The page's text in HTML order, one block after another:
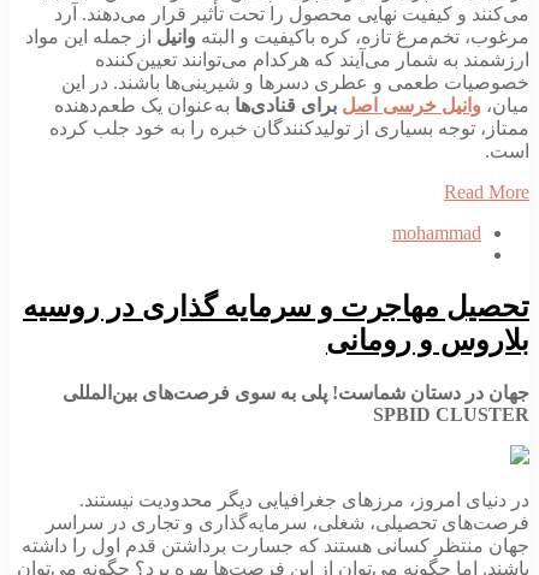
می‌کنند و کیفیت نهایی محصول را تحت تأثیر قرار می‌دهند. آرد
مرغوب، تخم‌مرغ تازه، کره باکیفیت و البتهوانیلاز جمله این مواد
ارزشمند به شمار می‌آیند که هرکدام می‌توانند تعیین‌کننده
خصوصیات طعمی و عطری دسرها و شیرینی‌ها باشند. در این
میان،وانیل خرسی اصلبرای قنادی‌هابه‌عنوان یک طعم‌دهنده
ممتاز، توجه بسیاری از تولیدکنندگان خبره را به خود جلب کرده
است.
Read More
mohammad
تحصیل مهاجرت و سرمایه گذاری در روسیه
بلاروس و رومانی
جهان در دستان شماست! پلی به سوی فرصت‌های بین‌المللی
SPBID CLUSTER
در دنیای امروز، مرزهای جغرافیایی دیگر محدودیت نیستند.
فرصت‌های تحصیلی، شغلی، سرمایه‌گذاری و تجاری در سراسر
جهان منتظر کسانی هستند که جسارت برداشتن قدم اول را داشته
باشند. اما چگونه می‌توان از این فرصت‌ها بهره برد؟ چگونه می‌توان